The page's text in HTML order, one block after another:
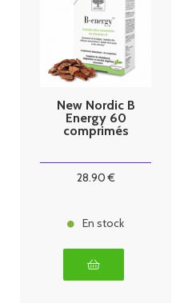
New Nordic B
Energy 60
comprimés
28.90€
En stock